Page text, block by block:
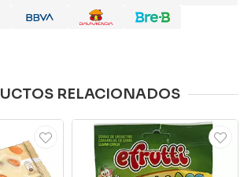
RELACIONADOS